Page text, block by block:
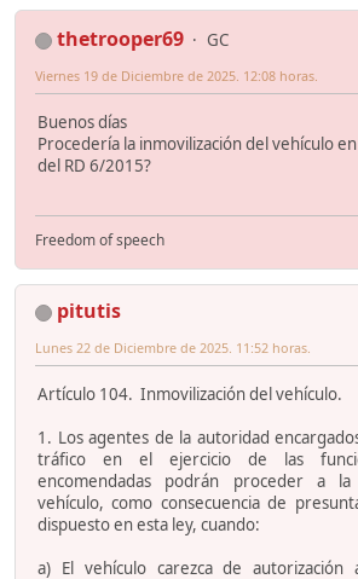
thetrooper69
GC
Viernes 19 de Diciembre de 2025. 12:08 horas.
Buenos días
Procedería la inmovilización del vehículo
del RD 6/2015?
Freedom of speech
pitutis
Lunes 22 de Diciembre de 2025. 11:52 horas.
Artículo 104. Inmovilización del vehículo.
1. Los agentes de la autoridad
tráfico en el ejercicio de las
encomendadas podrán proceder a la
vehículo, como consecuencia de
dispuesto en esta ley, cuando:
a) El vehículo carezca de autorización